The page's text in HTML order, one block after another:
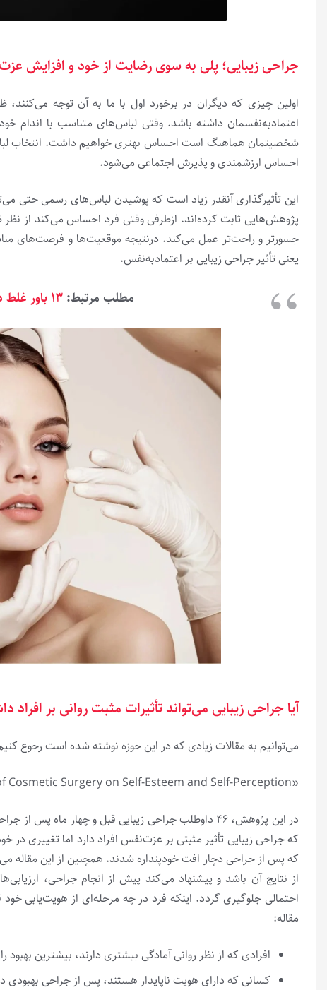
جراحی زیبایی؛ پلی به سوی رضایت از خود و افزایش
اولین چیزی که دیگران در برخورد اول با ما به آن توجه
اعتمادبه‌نفسمان داشته باشد. وقتی لباس‌های متناسب با اندام
شخصیتمان هماهنگ است احساس بهتری خواهیم داشت. انتخاب
احساس ارزشمندی و پذیرش اجتماعی می‌شود.
این تأثیرگذاری آنقدر زیاد است که پوشیدن لباس‌های رسمی حتی
پژوهش‌هایی ثابت کرده‌اند. ازطرفی وقتی فرد احساس می‌کند از
جسورتر و راحت‌تر عمل می‌کند. درنتیجه موقعیت‌ها و فرصت‌های
یعنی تأثیر جراحی زیبایی بر اعتمادبه‌نفس.
مطلب مرتبط:۱۳ باور غلط در مورد سلامت روان؛ تست سلامت روان
آیا جراحی زیبایی می‌تواند تأثیرات مثبت روانی بر افراد
می‌توانیم به مقالات زیادی که در این حوزه نوشته شده است رجوع
«The Psychological Effects of Cosmetic Surgery on Self-Esteem and Self-Perception»
در این پژوهش، ۴۶ داوطلب جراحی زیبایی قبل و
که پس از جراحی دچار افت خودپنداره شدند. همچنین از این مقاله
از نتایج آن باشد و پیشنهاد می‌کند پیش از انجام جراحی،
احتمالی جلوگیری گردد. اینکه فرد در چه مرحله‌ای از هویت‌یابی
مقاله:
افرادی که از نظر روانی آمادگی بیشتری دارند، بیشترین
کسانی که دارای هویت ناپایدار هستند، پس از جراحی